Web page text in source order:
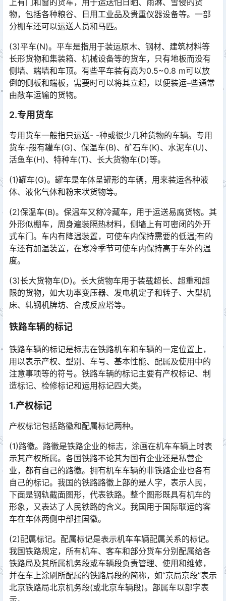
上有门和窗的货车，用于运送怕日晒、雨淋、雪侵的货
物，包括各种粮谷、日用工业品及贵重仪器设备等。一部
分棚车还可以运送人员和马匹。󠅅󠅃󠄵󠅂󠄪󠇖󠆨󠆨󠇕󠆞󠆒󠅬󠇘󠆭󠆘󠇙󠆝󠅵󠇗󠆭󠆁󠄐󠇗󠅹󠅸󠇖󠆍󠅳󠇖󠅹󠅰󠇖󠆌󠅹
(3)平车(N)。平车是指用于装运原木、钢材、建筑材料等
长形货物和集装箱、机械设备等的货车，只有地板而没有
侧墙、端墙和车顶。有些平车装有高为0.5~0.8 m可以放
倒的侧板和端板，需要时可以将其立起，以便装运–些通常
由敞车运输的货物。󠅅󠅃󠄵󠅂󠄪󠇖󠆨󠆨󠇕󠆞󠆒󠅬󠇘󠆭󠆘󠇙󠆝󠅵󠇗󠆭󠆁󠄐󠇗󠅹󠅸󠇖󠆍󠅳󠇖󠅹󠅰󠇖󠆌󠅹
2.专用货车
专用货车一般指只运送- -种或很少几种货物的车辆。专用
货车-般有罐车(G)、保温车(B)、矿石车(K)、水泥车(U)、
活鱼车(H)、特种车(T)、长大货物车(D)等。󠅅󠅃󠄵󠅂󠄪󠇖󠆨󠆨󠇕󠆞󠆒󠅬󠇘󠆭󠆘󠇙󠆝󠅵󠇗󠆭󠆁󠄐󠇗󠅹󠅸󠇖󠆍󠅳󠇖󠅹󠅰󠇖󠆌󠅹
(1)罐车(G)。罐车是车体呈罐形的车辆，用来装运各种液
体、液化气体和粉末状货物等。
(2)保温车(B)。保温车又称冷藏车，用于运送易腐货物。其
外形似棚车，周身遍装隔热材料，侧墙上有可密闭的外开
式车门。车内有降温装置，可使车内保持需要的低温;有的
车还有加温装置，在寒冷季节可使车内保持高于车外的温
度。󠅅󠅃󠄵󠅂󠄪󠇖󠆨󠆨󠇕󠆞󠆒󠅬󠇘󠆭󠆘󠇙󠆝󠅵󠇗󠆭󠆁󠄐󠇗󠅹󠅸󠇖󠆍󠅳󠇖󠅹󠅰󠇖󠆌󠅹
(3)长大货物车(D)。长大货物车用于装载超长、超重和超
限的货物，如大功率变压器、发电机定子和转子、大型机
床、轧钢机牌坊、合成反应塔等。
铁路车辆的标记
铁路车辆的标记是标志在铁路机车和车辆的一定位置上，
用以表示产权、型别、车号、基本性能、配属及使用中的
注意事项等的符号。铁路车辆的标记主要有产权标记、制
造标记、检修标记和运用标记四大类。󠅅󠅃󠄵󠅂󠄪󠇖󠆨󠆨󠇕󠆞󠆒󠅬󠇘󠆭󠆘󠇙󠆝󠅵󠇗󠆭󠆁󠄐󠇗󠅹󠅸󠇖󠆍󠅳󠇖󠅹󠅰󠇖󠆌󠅹
1.产权标记
产权标记包括路徽和配属标记两种。
(1)路徽。路徽是铁路企业的标志，涂画在机车车辆上时表
示其产权所属。各国铁路不论其为国有企业还是私营企
业，都有自己的路徽。拥有机车车辆的非铁路企业也各有
自己的标记。我国的铁路路徽上部的是人字，表示人民，
下面是钢轨截面图形，代表铁路。整个图形既具有机车的
形象，又表达了人民铁路的含义。我国用于国际联运的客
车在车体两侧中部挂国徽。󠅅󠅃󠄵󠅂󠄪󠇖󠆨󠆨󠇕󠆞󠆒󠅬󠇘󠆭󠆘󠇙󠆝󠅵󠇗󠆭󠆁󠄐󠇗󠅹󠅸󠇖󠆍󠅳󠇖󠅹󠅰󠇖󠆌󠅹
(2)配属标记。配属标记是表示机车车辆配属关系的标记。
我国铁路规定，所有机车、客车和部分货车分别配属给各
铁路局及其所属机务段或车辆段负责管理、使用和维修，
并在车上涂刷所配属的铁路局段的简称，如“京局京段”表示
北京铁路局北京机务段(或北京车辆段)。部属车以部字表